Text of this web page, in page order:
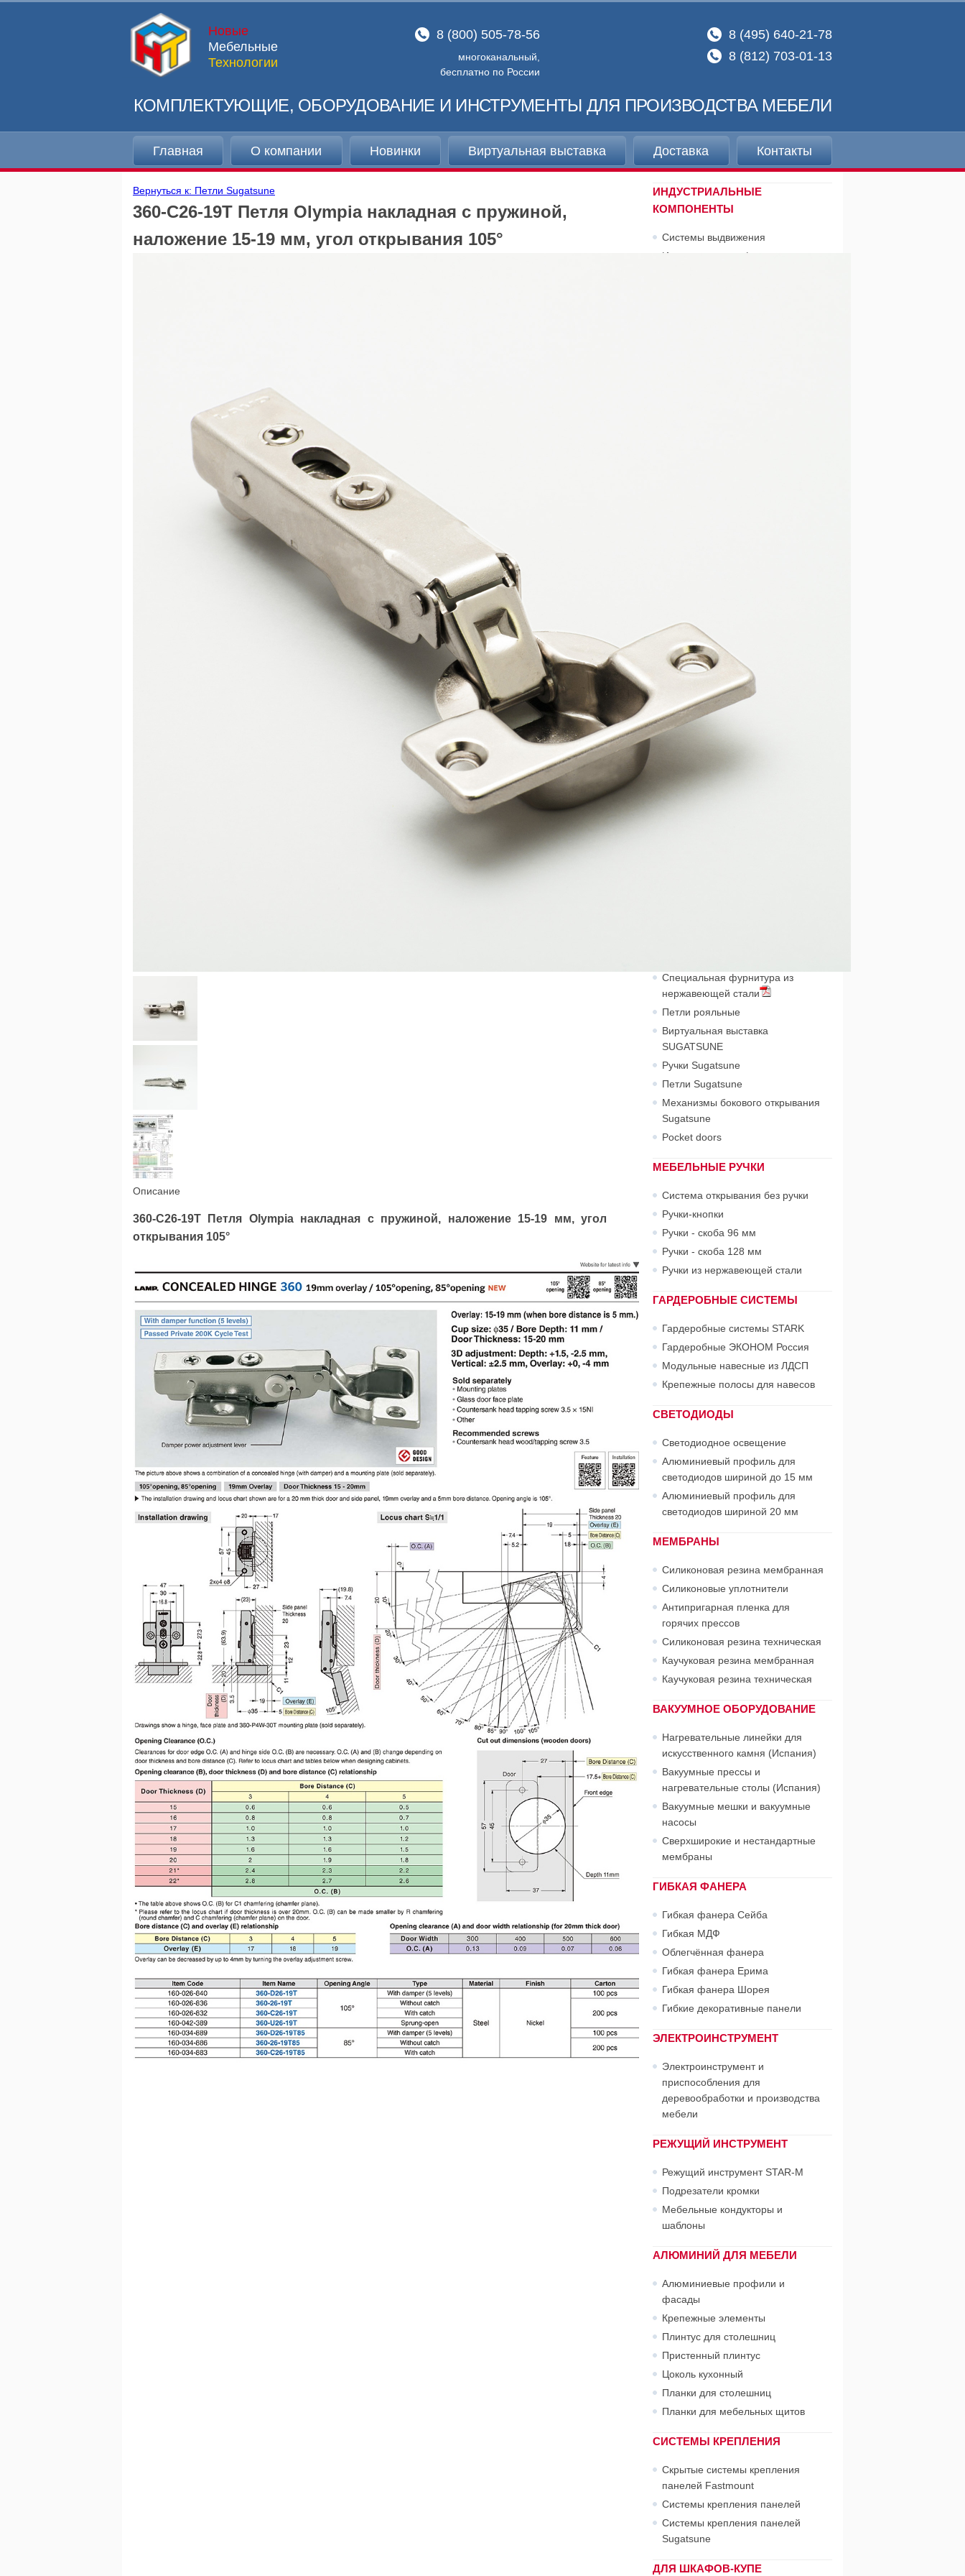
Новые
Мебельные
Технологии
8 (800) 505-78-56
многоканальный,
бесплатно по России
8 (495) 640-21-78
8 (812) 703-01-13
КОМПЛЕКТУЮЩИЕ, ОБОРУДОВАНИЕ И ИНСТРУМЕНТЫ ДЛЯ ПРОИЗВОДСТВА МЕБЕЛИ
Главная О компании Новинки Виртуальная выставка Доставка Контакты
Вернуться к: Петли Sugatsune
360-C26-19T Петля Olympia накладная с пружиной,
наложение 15-19 мм, угол открывания 105°
Описание
360-C26-19T Петля Olympia накладная с пружиной, наложение 15-19 мм, угол
открывания 105°
ИНДУСТРИАЛЬНЫЕ
КОМПОНЕНТЫ
Системы выдвижения
Индустриальная фурнитура
Кант врезной ПВХ
МЕХАНИЗМЫ
Газовые пружины
индустриальные
Газовые пружины мебельные
Клей-расплав Jowat
Специальная фурнитура из
нержавеющей стали
Петли рояльные
Виртуальная выставка
SUGATSUNE
Ручки Sugatsune
Петли Sugatsune
Механизмы бокового открывания
Sugatsune
Pocket doors
МЕБЕЛЬНЫЕ РУЧКИ
Система открывания без ручки
Ручки-кнопки
Ручки - скоба 96 мм
Ручки - скоба 128 мм
Ручки из нержавеющей стали
ГАРДЕРОБНЫЕ СИСТЕМЫ
Гардеробные системы STARK
Гардеробные ЭКОНОМ Россия
Модульные навесные из ЛДСП
Крепежные полосы для навесов
СВЕТОДИОДЫ
Светодиодное освещение
Алюминиевый профиль для
светодиодов шириной до 15 мм
Алюминиевый профиль для
светодиодов шириной 20 мм
МЕМБРАНЫ
Силиконовая резина мембранная
Силиконовые уплотнители
Антипригарная пленка для
горячих прессов
Силиконовая резина техническая
Каучуковая резина мембранная
Каучуковая резина техническая
ВАКУУМНОЕ ОБОРУДОВАНИЕ
Нагревательные линейки для
искусственного камня (Испания)
Вакуумные прессы и
нагревательные столы (Испания)
Вакуумные мешки и вакуумные
насосы
Сверхширокие и нестандартные
мембраны
ГИБКАЯ ФАНЕРА
Гибкая фанера Сейба
Гибкая МДФ
Облегчённая фанера
Гибкая фанера Ерима
Гибкая фанера Шорея
Гибкие декоративные панели
ЭЛЕКТРОИНСТРУМЕНТ
Электроинструмент и
приспособления для
деревообработки и производства
мебели
РЕЖУЩИЙ ИНСТРУМЕНТ
Режущий инструмент STAR-М
Подрезатели кромки
Мебельные кондукторы и
шаблоны
АЛЮМИНИЙ ДЛЯ МЕБЕЛИ
Алюминиевые профили и
фасады
Крепежные элементы
Плинтус для столешниц
Пристенный плинтус
Цоколь кухонный
Планки для столешниц
Планки для мебельных щитов
СИСТЕМЫ КРЕПЛЕНИЯ
Скрытые системы крепления
панелей Fastmount
Системы крепления панелей
Системы крепления панелей
Sugatsune
ДЛЯ ШКАФОВ-КУПЕ